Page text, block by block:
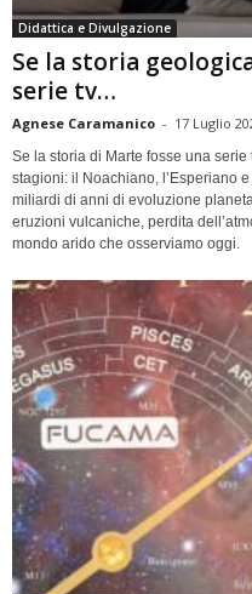
Didattica e Divulgazione
Se la storia
serie tv…
Agnese Caramanico - 17 Luglio
Se la storia di Marte fosse una
stagioni: il Noachiano, l’Esperiano
miliardi di anni di evoluzione
eruzioni vulcaniche, perdita
mondo arido che osserviamo oggi.